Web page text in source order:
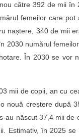
către 392 de mii
femeilor care
naștere, 340 de mii
2030 numărul
În 2030 se vor
mii de copii, an cu
nouă creștere după
au născut 37,4 mii
Estimativ, în 2025